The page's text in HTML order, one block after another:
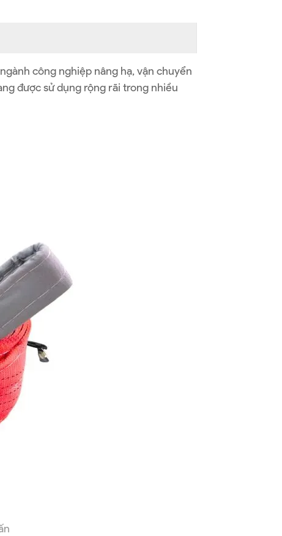
công nghiệp nâng hạ, vận chuyển
được sử dụng rộng rãi trong nhiều